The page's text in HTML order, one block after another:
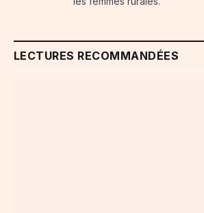
LECTURES RECOMMANDÉES